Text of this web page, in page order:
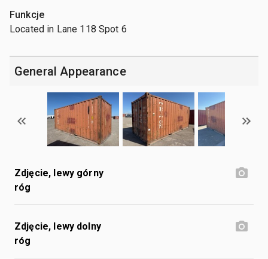
Funkcje
Located in Lane 118 Spot 6
General Appearance
Zdjęcie, lewy górny
róg
Zdjęcie, lewy dolny
róg